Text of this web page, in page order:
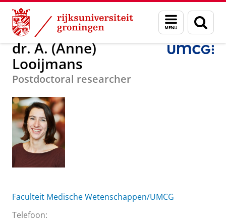
Skip
Content
Skip
Navigation
Menu
en
zoeken
Over ons dr. A. (Anne) Looijmans
dr. A. (Anne)
Looijmans
Postdoctoral researcher
Faculteit Medische Wetenschappen/UMCG
Telefoon: